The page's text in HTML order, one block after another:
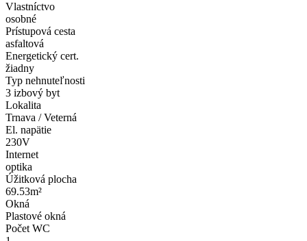
Vlastníctvo
osobné
Prístupová cesta
asfaltová
Energetický cert.
žiadny
Typ nehnuteľnosti
3 izbový byt
Lokalita
Trnava / Veterná
El. napätie
230V
Internet
optika
Úžitková plocha
69.53m²
Okná
Plastové okná
Počet WC